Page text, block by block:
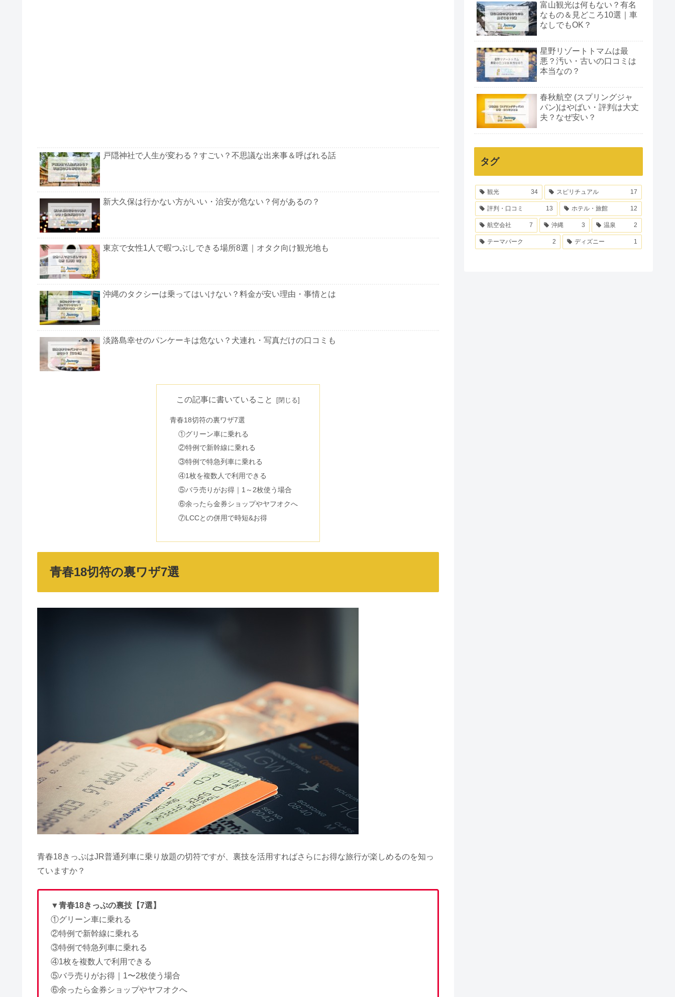
戸隠神社で人生が変わる？すごい？不思議な出来事＆呼ばれる話
新大久保は行かない方がいい・治安が危ない？何があるの？
東京で女性1人で暇つぶしできる場所8選｜オタク向け観光地も
沖縄のタクシーは乗ってはいけない？料金が安い理由・事情とは
淡路島幸せのパンケーキは危ない？犬連れ・写真だけの口コミも
リゾートバイトは危ない&やめとけ？やりもく・出会いの体験談も
ネスタリゾート神戸が最悪の口コミは本当？がっかりしない遊び方は?
サムハラ神社は怖い？不思議体験＆危険な理由｜呼ばれるの？
春秋航空 (スプリングジャパン)はやばい・評判は大丈夫？なぜ安い？
お遍路でやってはいけないこと！女性は危険・取り憑かれる？
ゼロ磁場は危険？体調不良になる？スピリチュアルな効果＆作り方
岡山観光はつまらない・何もない？行くところないの口コミは嘘？
エピナール那須は最悪？安く泊まる方法・子連れの口コミ&評判
この記事に書いていること
青春18切符の裏ワザ7選
①グリーン車に乗れる
②特例で新幹線に乗れる
③特例で特急列車に乗れる
④1枚を複数人で利用できる
⑤バラ売りがお得｜1～2枚使う場合
⑥余ったら金券ショップやヤフオクへ
⑦LCCとの併用で時短&お得
青春18切符の裏ワザ7選
青春18きっぷはJR普通列車に乗り放題の切符ですが、裏技を活用すればさらにお得な旅行が楽しめるのを知っ
ていますか？
▼青春18きっぷの裏技【7選】
①グリーン車に乗れる
②特例で新幹線に乗れる
③特例で特急列車に乗れる
④1枚を複数人で利用できる
⑤バラ売りがお得｜1〜2枚使う場合
⑥余ったら金券ショップやヤフオクへ
富山観光は何もない？有名
なもの＆見どころ10選｜車
なしでもOK？
星野リゾートトマムは最
悪？汚い・古いの口コミは
本当なの？
春秋航空 (スプリングジャ
パン)はやばい・評判は大丈
夫？なぜ安い？
タグ
観光 34 スピリチュアル 17
評判・口コミ 13 ホテル・旅館 12
航空会社 7 沖縄 3 温泉 2
テーマパーク 2 ディズニー 1